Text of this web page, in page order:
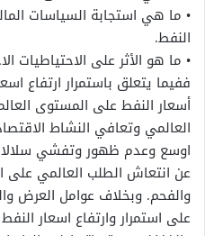
• ما هي استجابة السياسات
النفط.
• ما هو الأثر على الاحتياطيات
ففيما يتعلق باستمرار ارتفاع
أسعار النفط على المستوى
العالمي وتعافي النشاط
اوسع وعدم ظهور وتفشي
عن انتعاش الطلب العالمي على
والفحم. وبخلاف عوامل العرض
على استمرار وارتفاع اسعار